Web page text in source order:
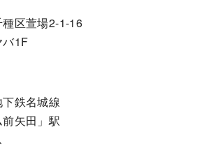
区萱場2-1-16
1F
鉄名城線
矢田」駅